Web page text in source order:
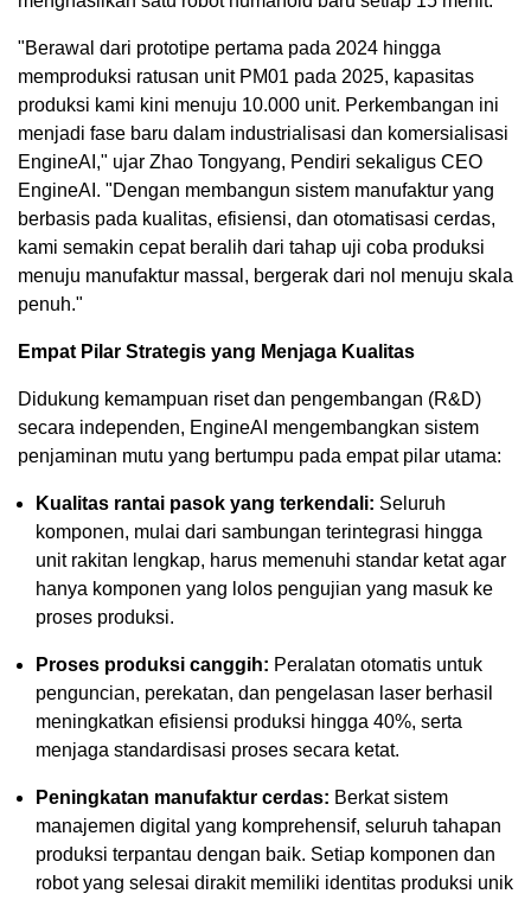
"Berawal dari prototipe pertama pada 2024 hingga
memproduksi ratusan unit PM01 pada 2025, kapasitas
produksi kami kini menuju 10.000 unit. Perkembangan ini
menjadi fase baru dalam industrialisasi dan komersialisasi
EngineAI," ujar Zhao Tongyang, Pendiri sekaligus CEO
EngineAI. "Dengan membangun sistem manufaktur yang
berbasis pada kualitas, efisiensi, dan otomatisasi cerdas,
kami semakin cepat beralih dari tahap uji coba produksi
menuju manufaktur massal, bergerak dari nol menuju skala
penuh."
Empat Pilar Strategis yang Menjaga Kualitas
Didukung kemampuan riset dan pengembangan (R&D)
secara independen, EngineAI mengembangkan sistem
penjaminan mutu yang bertumpu pada empat pilar utama:
Kualitas rantai pasok yang terkendali: Seluruh
komponen, mulai dari sambungan terintegrasi hingga
unit rakitan lengkap, harus memenuhi standar ketat agar
hanya komponen yang lolos pengujian yang masuk ke
proses produksi.
Proses produksi canggih: Peralatan otomatis untuk
penguncian, perekatan, dan pengelasan laser berhasil
meningkatkan efisiensi produksi hingga 40%, serta
menjaga standardisasi proses secara ketat.
Peningkatan manufaktur cerdas: Berkat sistem
manajemen digital yang komprehensif, seluruh tahapan
produksi terpantau dengan baik. Setiap komponen dan
robot yang selesai dirakit memiliki identitas produksi unik